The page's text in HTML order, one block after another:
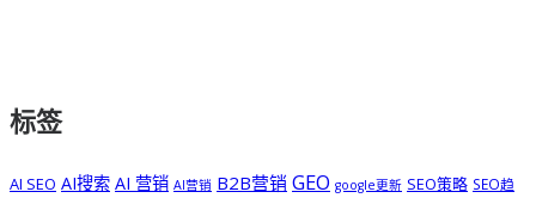
标签
AI SEO AI搜索 AI 营销 AI营销 B2B营销 GEO google更新 SEO策略 SEO趋